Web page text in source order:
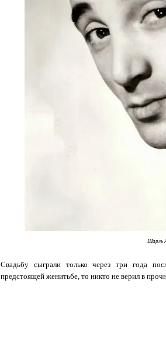
Шарль
Свадьбу сыграли только через три года
предстоящей женитьбе, то никто не верил в